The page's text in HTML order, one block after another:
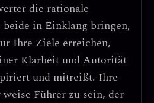
die rationale
beide in Einklang bringen,
Ihre Ziele erreichen,
Klarheit und Autorität
und mitreißt. Ihre
Führer zu sein, der